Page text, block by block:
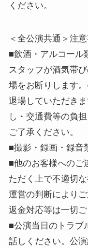
ください。
＜全公演共通＞注
■飲酒・アルコール
スタッフが酒気帯
場をお断りします
退場していただき
し・交通費等の負
ご了承ください。
■撮影・録画・録音
■他のお客様へのご
ただく上で不適切
運営の判断により
返金対応等は一切ご
■公演当日のトラブ
話しください。公